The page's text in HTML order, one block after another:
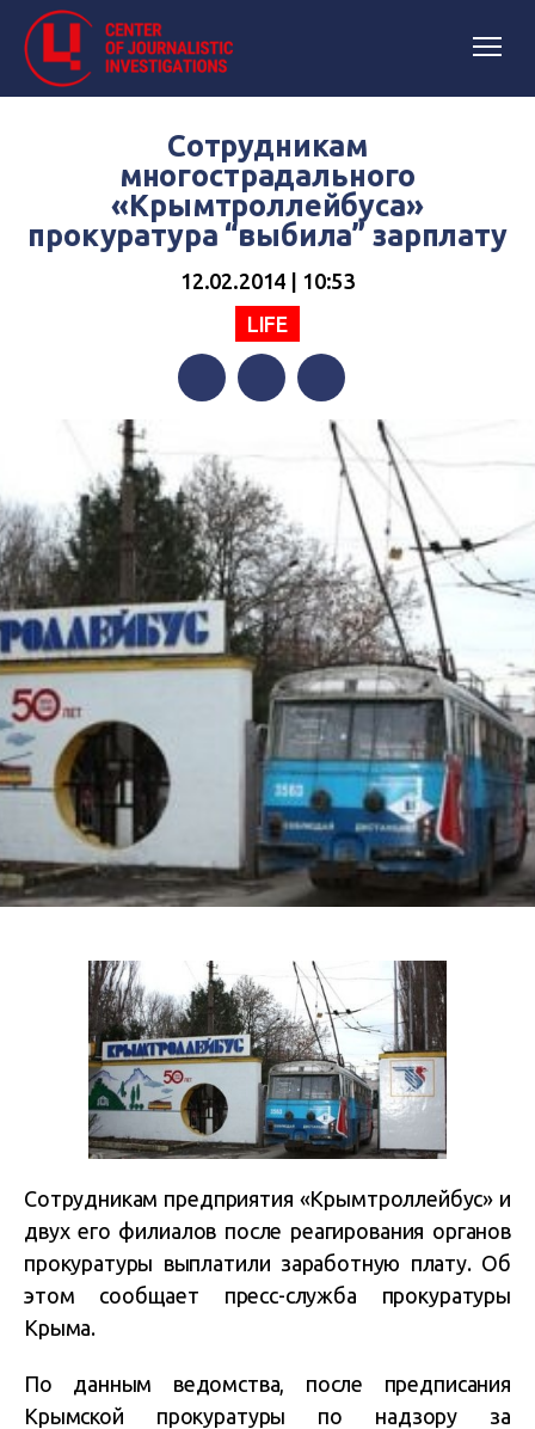
Сотрудникам
многострадального
«Крымтроллейбуса»
прокуратура “выбила” зарплату
12.02.2014 | 10:53
LIFE
Telegram
Сотрудникам предприятия «Крымтроллейбус» и
двух его филиалов после реагирования органов
прокуратуры выплатили заработную плату. Об
этом сообщает пресс-служба прокуратуры
Крыма.
По данным ведомства, после предписания
Крымской прокуратуры по надзору за